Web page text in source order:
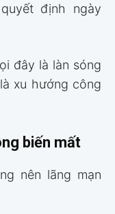
định ngày
đây là làn sóng
xu hướng công
biến mất
nên lãng mạn